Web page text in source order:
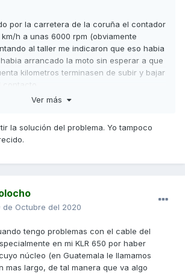
por la carretera de la coruña el contador
h a unas 6000 rpm (obviamente
al taller me indicaron que eso habia
arrancado la moto sin esperar a que
kilometros terminasen de subir y bajar
ocurrido que sepa el motivo.
Ver más
la solución del problema. Yo tampoco
de Octubre del 2020
tengo problemas con el cable del
en mi KLR 650 por haber
núcleo (en Guatemala le llamamos
mas largo, de tal manera que va algo